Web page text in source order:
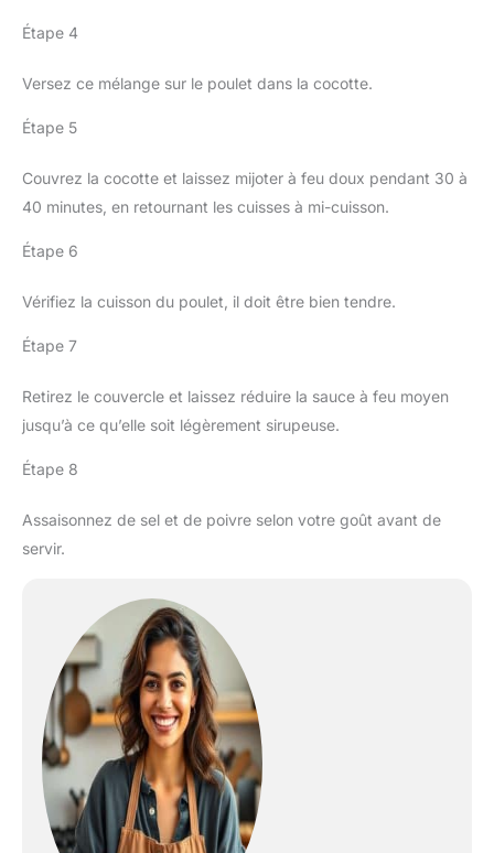
Étape 4
Versez ce mélange sur le poulet dans la cocotte.
Étape 5
Couvrez la cocotte et laissez mijoter à feu doux pendant 30 à
40 minutes, en retournant les cuisses à mi-cuisson.
Étape 6
Vérifiez la cuisson du poulet, il doit être bien tendre.
Étape 7
Retirez le couvercle et laissez réduire la sauce à feu moyen
jusqu’à ce qu’elle soit légèrement sirupeuse.
Étape 8
Assaisonnez de sel et de poivre selon votre goût avant de
servir.